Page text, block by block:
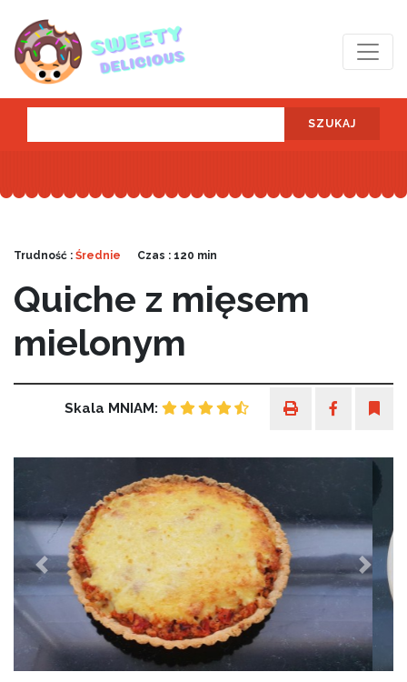
SZUKAJ
Trudność : Średnie Czas : 120 min
Quiche z mięsem
mielonym
Skala MNIAM:
Previous Next